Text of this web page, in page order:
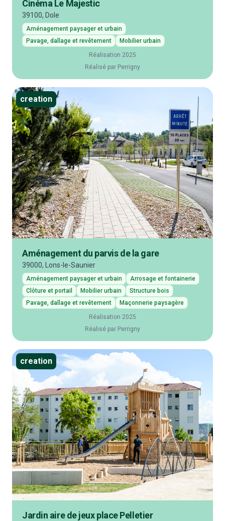
Cinéma Le Majestic
39100, Dole
Aménagement paysager et urbain
Pavage, dallage et revêtement
Mobilier urbain
Réalisation 2025
Réalisé par Perrigny
creation
Aménagement du parvis de la gare
39000, Lons-le-Saunier
Aménagement paysager et urbain
Arrosage et fontainerie
Clôture et portail
Mobilier urbain
Structure bois
Pavage, dallage et revêtement
Maçonnerie paysagère
Réalisation 2025
Réalisé par Perrigny
creation
Jardin aire de jeux place Pelletier